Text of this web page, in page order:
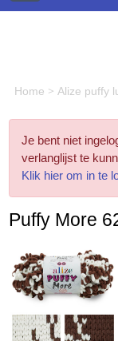
Home >Alize puffy
Je bent niet
verlanglijst te
Klik hier om in te
Puffy More